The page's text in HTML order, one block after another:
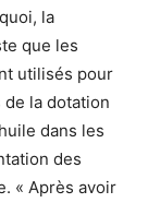
la
que les
utilisés pour
de la dotation
dans les
des
« Après avoir